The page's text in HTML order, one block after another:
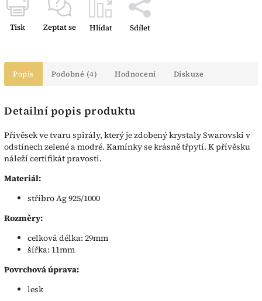
Tisk Zeptat se Hlídat Sdílet
Popis Podobné (4) Hodnocení Diskuze
Detailní popis produktu
Přívěsek ve tvaru spirály, který je zdobený krystaly Swarovski v
odstínech zelené a modré. Kamínky se krásně třpytí. K přívěsku
náleží certifikát pravosti.
Materiál:
stříbro Ag 925/1000
Rozměry:
celková délka: 29mm
šířka: 11mm
Povrchová úprava:
lesk